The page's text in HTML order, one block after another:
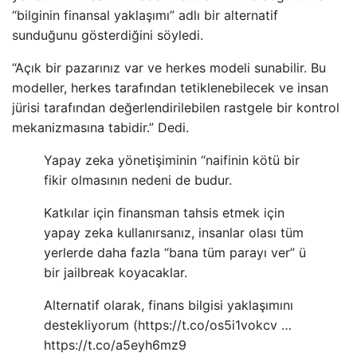
“bilginin finansal yaklaşımı” adlı bir alternatif
sunduğunu gösterdiğini söyledi.
“Açık bir pazarınız var ve herkes modeli sunabilir. Bu
modeller, herkes tarafından tetiklenebilecek ve insan
jürisi tarafından değerlendirilebilen rastgele bir kontrol
mekanizmasına tabidir.” Dedi.
Yapay zeka yönetişiminin “naifinin kötü bir
fikir olmasının nedeni de budur.
Katkılar için finansman tahsis etmek için
yapay zeka kullanırsanız, insanlar olası tüm
yerlerde daha fazla “bana tüm parayı ver” ü
bir jailbreak koyacaklar.
Alternatif olarak, finans bilgisi yaklaşımını
destekliyorum (https://t.co/os5i1vokcv …
https://t.co/a5eyh6mz9